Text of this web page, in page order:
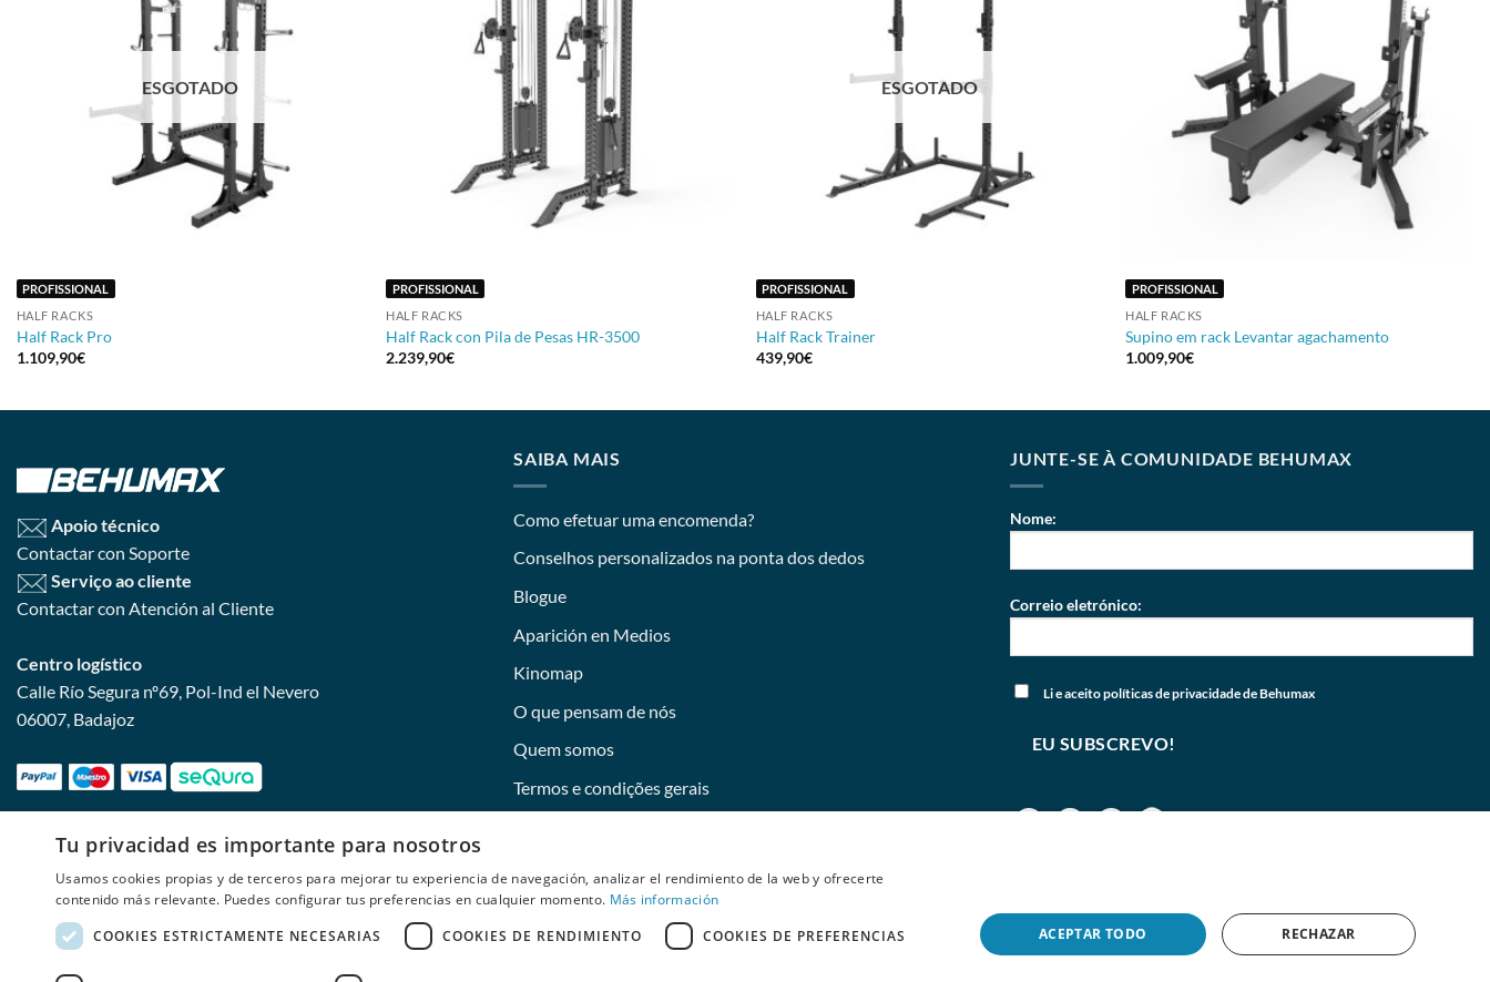
ESGOTADO
PROFISSIONAL
HALF RACKS
Half Rack Pro
1.109,90€
PROFISSIONAL
HALF RACKS
Half Rack con Pila de Pesas HR-3500
2.239,90€
ESGOTADO
PROFISSIONAL
HALF RACKS
Half Rack Trainer
439,90€
PROFISSIONAL
HALF RACKS
Supino em rack Levantar agachamento
1.009,90€
Apoio técnico
Contactar con Soporte
Serviço ao cliente
Contactar con Atención al Cliente
Centro logístico
Calle Río Segura nº69, Pol-Ind el Nevero
06007, Badajoz
SAIBA MAIS
Como efetuar uma encomenda?
Conselhos personalizados na ponta dos dedos
Blogue
Aparición en Medios
Kinomap
O que pensam de nós
Quem somos
Termos e condições gerais
JUNTE-SE À COMUNIDADE BEHUMAX
Nome:
Correio eletrónico:
Li e aceitopolíticas de privacidadede Behumax
SALDOS ELITE FIT FITNESS DESPORTOS AQUÁTICOS RECONDICIONADO
Copyright 2026 © Copyright 2026 © Copyright 2026 © Copyright 2026 © Copyright 2026 © Copyright 2026 © Copyright 2026 © Copyright 2026
Tu privacidad es importante para nosotros
Usamos cookies propias y de terceros para mejorar tu experiencia de navegación, analizar el rendimiento de la web y ofrecerte
contenido más relevante. Puedes configurar tus preferencias en cualquier momento. Más información
COOKIES ESTRICTAMENTE NECESARIAS
COOKIES DE RENDIMIENTO COOKIES DE PREFERENCIAS ACEPTAR TODO RECHAZAR